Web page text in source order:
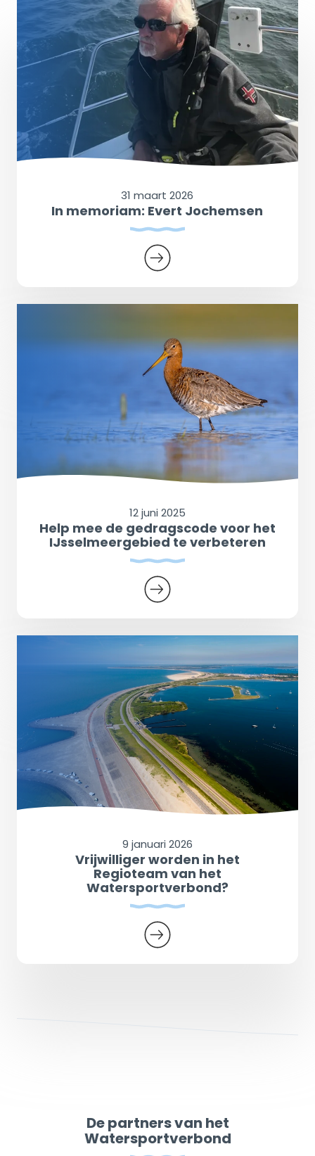
31 maart 2026
In memoriam: Evert Jochemsen
12 juni 2025
Help mee de gedragscode voor het
IJsselmeergebied te verbeteren
9 januari 2026
Vrijwilliger worden in het
Regioteam van het
Watersportverbond?
De partners van het
Watersportverbond